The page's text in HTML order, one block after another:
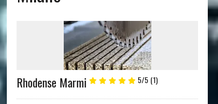
Rhodense Marmi 5/5 (1)